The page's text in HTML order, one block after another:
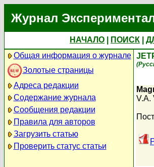
Журнал
НАЧАЛО ПОИСК
Общая информация о журнале
Золотые страницы
Адреса редакции
Содержание журнала
Сообщения редакции
Правила для авторов
Загрузить статью
Проверить статус статьи
V.A.